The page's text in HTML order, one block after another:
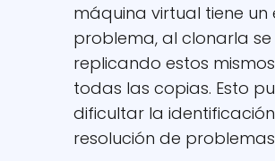
máquina virtual tiene un
problema, al clonarla
replicando estos
todas las copias. Esto
dificultar la
resolución de